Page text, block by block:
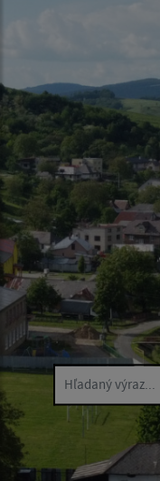
Hľadaný výraz...